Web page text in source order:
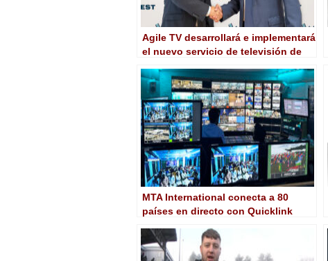
Agile TV desarrollará e implementará
el nuevo servicio de televisión de
MTA International conecta a 80
países en directo con Quicklink